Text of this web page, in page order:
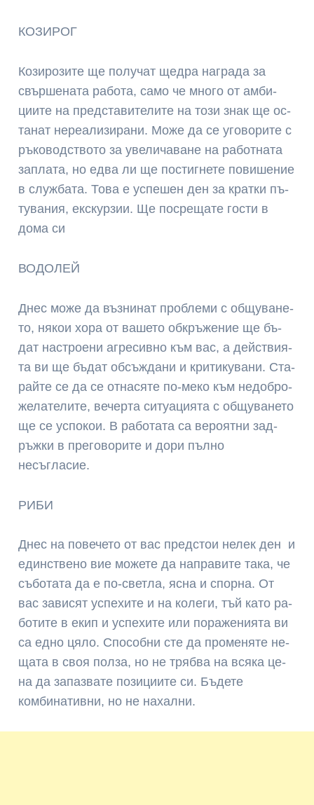
КОЗИРОГ
Ко­зи­ро­зи­те ще по­лу­чат щед­ра наг­ра­да за
свър­ше­на­та ра­бо­та, са­мо че мно­го от ам­би­
ции­те на пред­ста­ви­те­ли­те на то­зи знак ще ос­
та­нат не­реа­ли­зи­ра­ни. Мо­же да се уго­во­ри­те с
ръ­ко­водс­тво­то за уве­ли­ча­ва­не на ра­бот­на­та
зап­ла­та, но ед­ва ли ще пос­тиг­не­те по­ви­ше­ние
в служ­ба­та. То­ва е ус­пе­шен ден за крат­ки пъ­
ту­ва­ния, ек­скур­зии. Ще посрещате гости в
дома си
ВОДОЛЕЙ
Днес мо­же да въз­ни­нат проб­ле­ми с об­щу­ва­не­
то, някои хо­ра от ва­ше­то об­кръ­же­ние ще бъ­
дат нас­трое­ни аг­ре­сив­но към вас, а дей­ствия­
та ви ще бъ­дат об­съж­да­ни и кри­ти­ку­ва­ни. Ста­
рай­те се да се от­нас­яте по-ме­ко към не­доб­ро­
же­ла­те­ли­те, ве­чер­та си­туа­ция­та с об­щу­ва­не­то
ще се ус­по­кои. В ра­бо­та­та са ве­роя­тни зад­
ръж­ки в пре­го­во­ри­те и дори пълно
несъгласие.
РИБИ
Днес на по­ве­че­то от вас пред­стои не­лек ден и
еди­нстве­но вие мо­же­те да нап­ра­ви­те та­ка, че
съ­бо­та­та да е по-свет­ла, ясна и спор­на. От
вас за­висят ус­пе­хи­те и на ко­ле­ги, тъй ка­то ра­
бо­ти­те в екип и ус­пе­хи­те или по­ра­же­ния­та ви
са ед­но цяло. Спо­соб­ни сте да про­мен­яте не­
ща­та в своя пол­за, но не трябва на всяка це­
на да за­паз­ва­те по­зи­ции­те си. Бъдете
комбинативни, но не нахални.